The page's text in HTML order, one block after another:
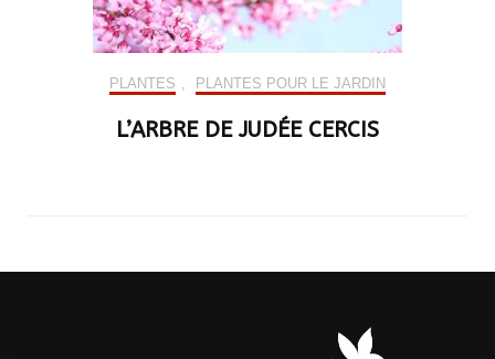
PLANTES PLANTES POUR LE JARDIN
L’ARBRE DE JUDÉE CERCIS